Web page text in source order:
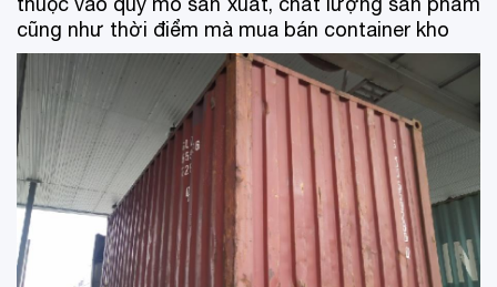
cũng như thời điểm mà mua bán container kho